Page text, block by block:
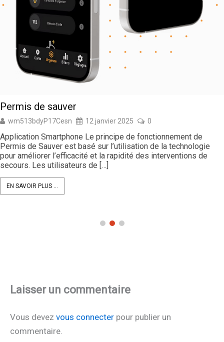
Permis de sauver
wm513bdyP17Cesn 12 janvier 2025 0
Application Smartphone Le principe de fonctionnement de
Permis de Sauver est basé sur l’utilisation de la technologie
pour améliorer l’efficacité et la rapidité des interventions de
secours. Les utilisateurs de […]
EN SAVOIR PLUS ...
Laisser un commentaire
Vous devez vous connecter pour publier un
commentaire.